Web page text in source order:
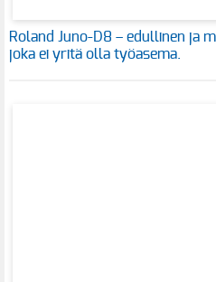
Roland Juno-D8 – edullinen ja
joka ei yritä olla työasema.